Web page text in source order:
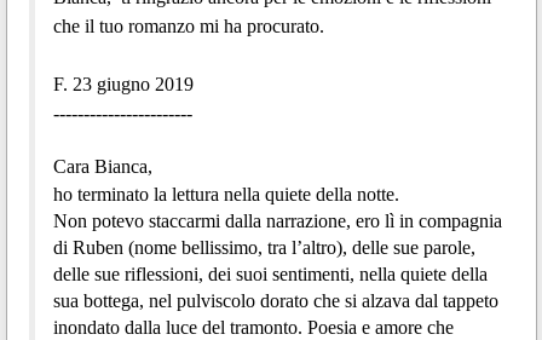
che il tuo romanzo mi ha procurato.
F. 23 giugno 2019
-----------------------
Cara Bianca,
ho terminato la lettura nella quiete della notte.
Non potevo staccarmi dalla narrazione, ero lì in compagnia
di Ruben (nome bellissimo, tra l’altro), delle sue parole,
delle sue riflessioni, dei suoi sentimenti, nella quiete della
sua bottega, nel pulviscolo dorato che si alzava dal tappeto
inondato dalla luce del tramonto. Poesia e amore che